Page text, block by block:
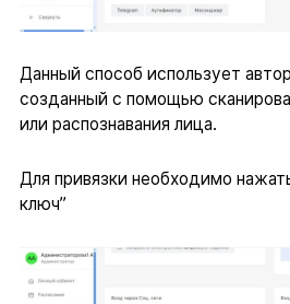
Данный способ использует
созданный с помощью
или распознавания лица.
Для привязки необходимо
ключ”